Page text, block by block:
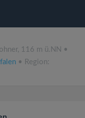
116 m ü.NN •
• Region: